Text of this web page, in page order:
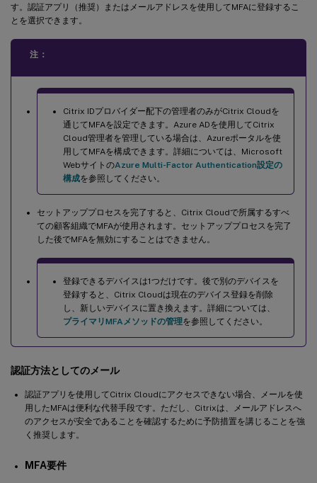
す。認証アプリ（推奨）またはメールアドレスを使用してMFAに登録するこ
とを選択できます。
注：
Citrix IDプロバイダー配下の管理者のみがCitrix Cloudを
通じてMFAを設定できます。Azure ADを使用してCitrix
Cloud管理者を管理している場合は、Azureポータルを使
用してMFAを構成できます。詳細については、Microsoft
WebサイトのAzure Multi-Factor Authentication設定の
構成を参照してください。
セットアッププロセスを完了すると、Citrix Cloudで所属するすべ
ての顧客組織でMFAが使用されます。セットアッププロセスを完了
した後でMFAを無効にすることはできません。
登録できるデバイスは1つだけです。後で別のデバイスを
登録すると、Citrix Cloudは現在のデバイス登録を削除
し、新しいデバイスに置き換えます。詳細については、
プライマリMFAメソッドの管理を参照してください。
認証方法としてのメール
認証アプリを使用してCitrix Cloudにアクセスできない場合、メールを使
用したMFAは便利な代替手段です。ただし、Citrixは、メールアドレスへ
のアクセスが安全であることを確認するために予防措置を講じることを強
く推奨します。
MFA要件